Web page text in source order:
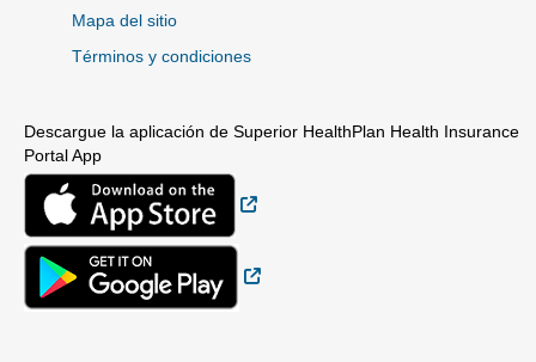
Mapa del sitio
Términos y condiciones
Descargue la aplicación de Superior HealthPlan Health Insurance
Portal App